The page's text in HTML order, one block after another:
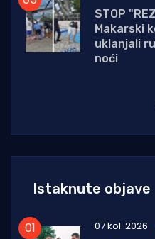
STOP
Makarski
uklanjali
noći
Istaknute objave
07 kol. 2026